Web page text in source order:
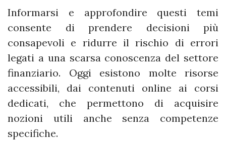
Informarsi e approfondire questi temi
consente di prendere decisioni più
consapevoli e ridurre il rischio di errori
legati a una scarsa conoscenza del settore
finanziario. Oggi esistono molte risorse
accessibili, dai contenuti online ai corsi
dedicati, che permettono di acquisire
nozioni utili anche senza competenze
specifiche.